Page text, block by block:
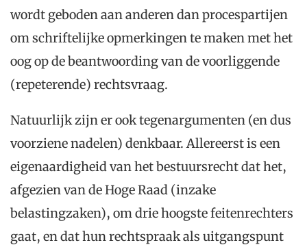
wordt geboden aan anderen dan procespartijen
om schriftelijke opmerkingen te maken met het
oog op de beantwoording van de voorliggende
(repeterende) rechtsvraag.
Natuurlijk zijn er ook tegenargumenten (en dus
voorziene nadelen) denkbaar. Allereerst is een
eigenaardigheid van het bestuursrecht dat het,
afgezien van de Hoge Raad (inzake
belastingzaken), om drie hoogste feitenrechters
gaat, en dat hun rechtspraak als uitgangspunt